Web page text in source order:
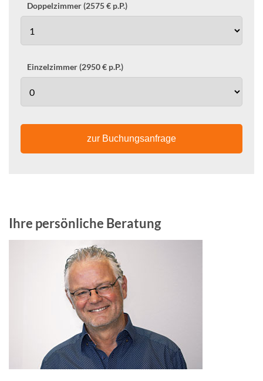
Doppelzimmer (2575 € p.P.)
Einzelzimmer (2950 € p.P.)
zur Buchungsanfrage
Ihre persönliche Beratung